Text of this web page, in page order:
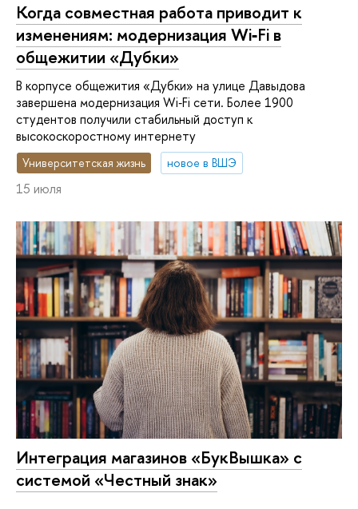
Когда совместная работа приводит к
изменениям: модернизация Wi‑Fi в
общежитии «Дубки»
В корпусе общежития «Дубки» на улице Давыдова
завершена модернизация Wi‑Fi сети. Более 1900
студентов получили стабильный доступ к
высокоскоростному интернету
Университетская жизнь новое в ВШЭ
15 июля
Интеграция магазинов «БукВышка» с
системой «Честный знак»